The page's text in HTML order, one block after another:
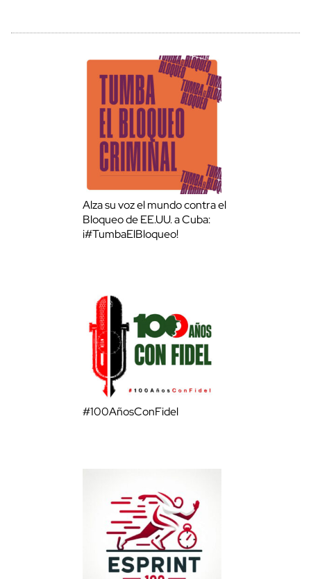
Alza su voz el mundo contra el
Bloqueo de EE.UU. a Cuba:
¡#TumbaElBloqueo!
#100AñosConFidel